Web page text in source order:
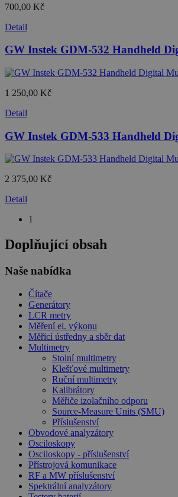
700,00 Kč
Detail
GW Instek GDM-532 Handheld
1 250,00 Kč
Detail
GW Instek GDM-533 Handheld
2 375,00 Kč
Detail
1
Doplňující obsah
Naše nabídka
Čítače
Generátory
LCR metry
Měření el. výkonu
Měřicí ústředny a sběr dat
Multimetry
Stolní multimetry
Klešťové multimetry
Ruční multimetry
Kalibrátory
Měřiče izolačního odporu
Source-Measure Units (SMU)
Příslušenství
Obvodové analyzátory
Osciloskopy
Osciloskopy - příslušenství
Přístrojová komunikace
RF a MW příslušenství
Spektrální analyzátory